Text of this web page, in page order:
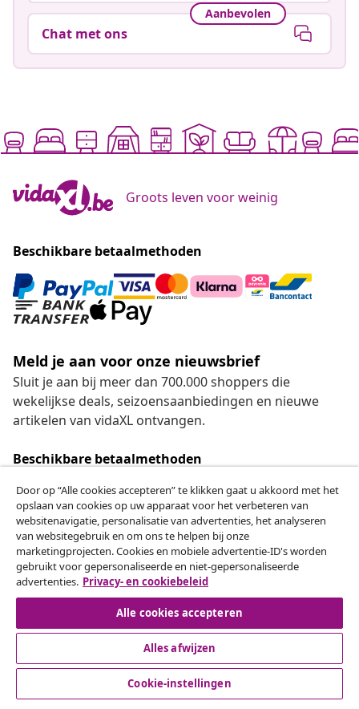
Aanbevolen
Chat met ons
Groots leven voor weinig
Beschikbare betaalmethoden
Meld je aan voor onze nieuwsbrief
Sluit je aan bij meer dan 700.000 shoppers die
wekelijkse deals, seizoensaanbiedingen en nieuwe
artikelen van vidaXL ontvangen.
Beschikbare betaalmethoden
Herroeping van de overeenkomst
Een annulering voor je bestelling indienen
Herroeping van de overeenkomst
Klantenservice
Door op “Alle cookies accepteren” te klikken gaat u akkoord met het
opslaan van cookies op uw apparaat voor het verbeteren van
websitenavigatie, personalisatie van advertenties, het analyseren
van websitegebruik en om ons te helpen bij onze
marketingprojecten. Cookies en mobiele advertentie-ID's worden
gebruikt voor gepersonaliseerde en niet-gepersonaliseerde
advertenties. Privacy- en cookiebeleid
Alle cookies accepteren
Alles afwijzen
Cookie-instellingen